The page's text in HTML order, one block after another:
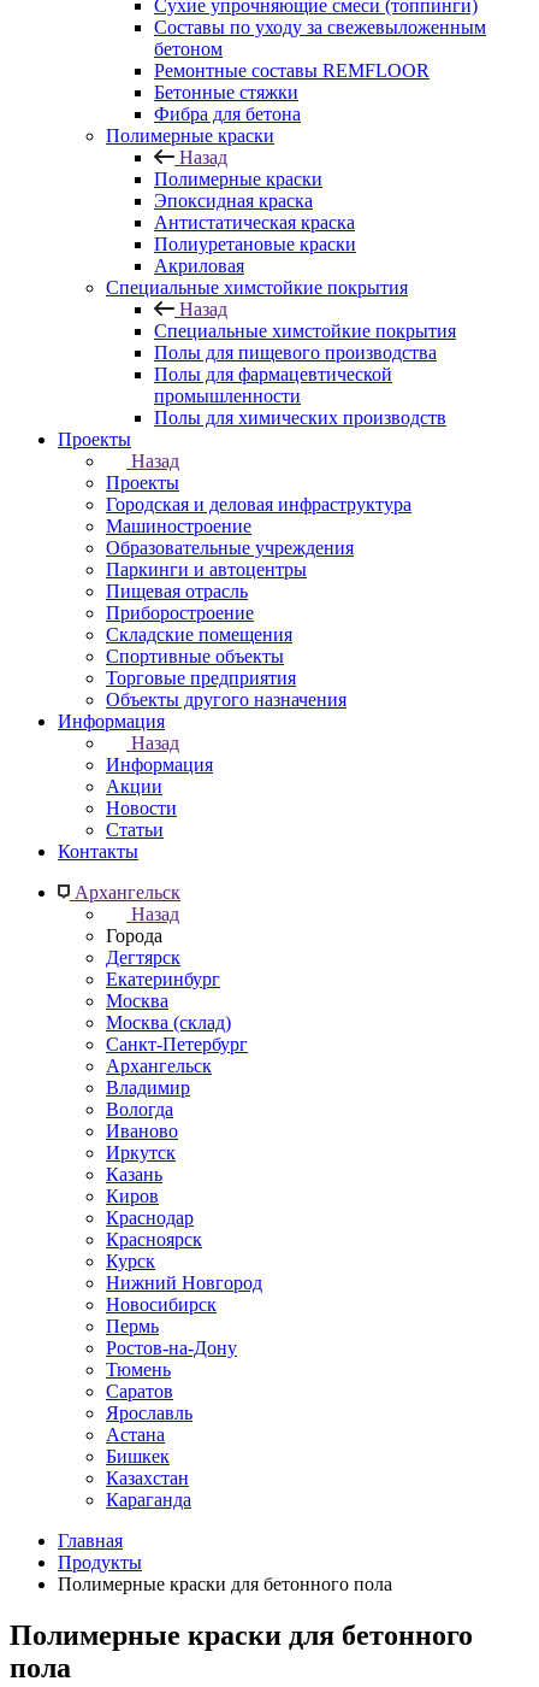
Сухие упрочняющие смеси (топпинги)
Составы по уходу за свежевыложенным
бетоном
Ремонтные составы REMFLOOR
Бетонные стяжки
Фибра для бетона
Полимерные краски
Назад
Полимерные краски
Эпоксидная краска
Антистатическая краска
Полиуретановые краски
Акриловая
Специальные химстойкие покрытия
Назад
Специальные химстойкие покрытия
Полы для пищевого производства
Полы для фармацевтической
промышленности
Полы для химических производств
Проекты
Назад
Проекты
Городская и деловая инфраструктура
Машиностроение
Образовательные учреждения
Паркинги и автоцентры
Пищевая отрасль
Приборостроение
Складские помещения
Спортивные объекты
Торговые предприятия
Объекты другого назначения
Информация
Назад
Информация
Акции
Новости
Статьи
Контакты
Архангельск
Назад
Города
Дегтярск
Екатеринбург
Москва
Москва (склад)
Санкт-Петербург
Архангельск
Владимир
Вологда
Иваново
Иркутск
Казань
Киров
Краснодар
Красноярск
Курск
Нижний Новгород
Новосибирск
Пермь
Ростов-на-Дону
Тюмень
Саратов
Ярославль
Астана
Бишкек
Казахстан
Караганда
Главная
Продукты
Полимерные краски для бетонного пола
Полимерные краски для бетонного
пола